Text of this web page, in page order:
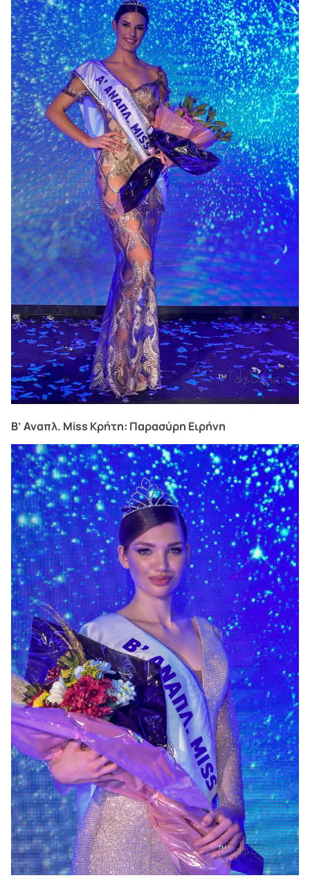
Β’ Αναπλ. Miss Κρήτη: Παρασύρη Ειρήνη